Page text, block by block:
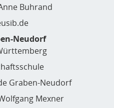
Buhrand
Neudorf
Graben-Neudorf
Mexner